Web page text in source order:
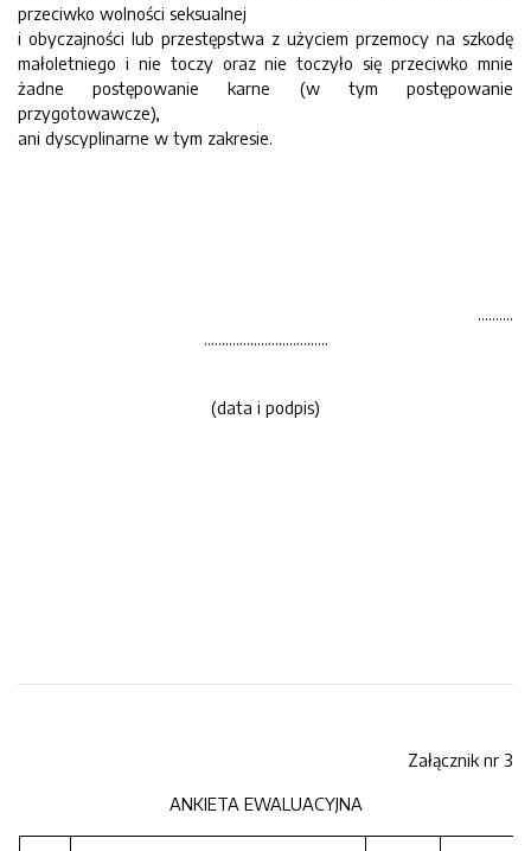
przeciwko wolności seksualnej
i obyczajności lub przestępstwa z użyciem przemocy na szkodę
małoletniego i nie toczy oraz nie toczyło się przeciwko mnie
żadne postępowanie karne (w tym postępowanie
przygotowawcze),
ani dyscyplinarne w tym zakresie.
……….
……………………………..
(data i podpis)
Załącznik nr 3
ANKIETA EWALUACYJNA